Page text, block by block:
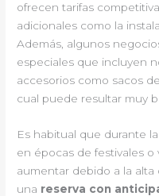
ofrecen tarifas
adicionales como la
Además, algunos
especiales que incluyen
accesorios como sacos
cual puede resultar muy
Es habitual que durante
en épocas de festivales
aumentar debido a la
una reserva con